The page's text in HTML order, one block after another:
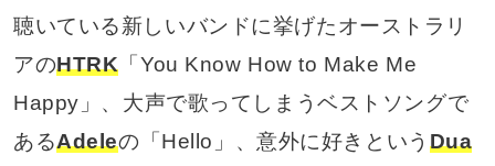
聴いている新しいバンドに挙げたオーストラリ
アのHTRK 「You Know How to Make Me
Happy」、大声で歌ってしまうベストソングで
あるAdeleの「Hello」、意外に好きという Dua